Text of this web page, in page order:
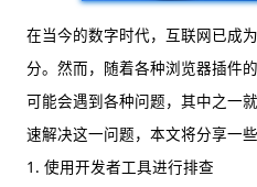
在当今的数字时代，互联网已成
分。然而，随着各种浏览器插件
可能会遇到各种问题，其中之一
速解决这一问题，本文将分享一
1. 使用开发者工具进行排查